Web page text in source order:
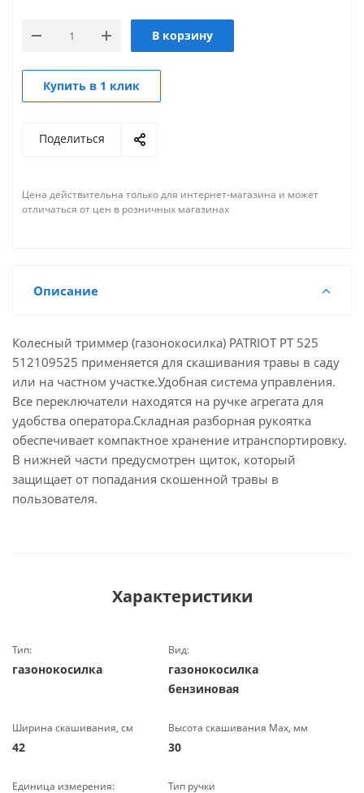
В корзину
Купить в 1 клик
Поделиться
Цена действительна только для интернет-магазина и может
отличаться от цен в розничных магазинах
Описание
Колесный триммер (газонокосилка) PATRIOT PT 525
512109525 применяется для скашивания травы в саду
или на частном участке.Удобная система управления.
Все переключатели находятся на ручке агрегата для
удобства оператора.Складная разборная рукоятка
обеспечивает компактное хранение итранспортировку.
В нижней части предусмотрен щиток, который
защищает от попадания скошенной травы в
пользователя.
Характеристики
Тип:
газонокосилка
Вид:
газонокосилка
бензиновая
Ширина скашивания, см
42
Высота скашивания Max, мм
30
Единица измерения: Тип ручки